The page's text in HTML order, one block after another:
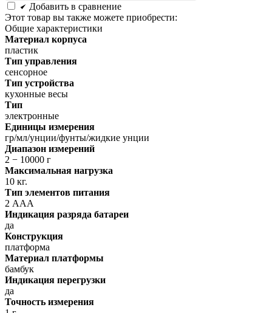
Добавить в сравнение
Этот товар вы также можете приобрести:
Общие характеристики
Материал корпуса
пластик
Тип управления
сенсорное
Тип устройства
кухонные весы
Тип
электронные
Единицы измерения
гр/мл/унции/фунты/жидкие унции
Диапазон измерений
2 − 10000 г
Максимальная нагрузка
10 кг.
Тип элементов питания
2 ААА
Индикация разряда батареи
да
Конструкция
платформа
Материал платформы
бамбук
Индикация перегрузки
да
Точность измерения